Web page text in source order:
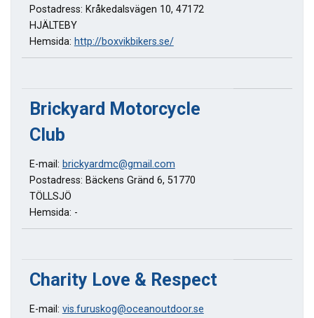
Postadress: Kråkedalsvägen 10, 47172
HJÄLTEBY
Hemsida: http://boxvikbikers.se/
Brickyard Motorcycle
Club
E-mail: brickyardmc@gmail.com
Postadress: Bäckens Gränd 6, 51770
TÖLLSJÖ
Hemsida: -
Charity Love & Respect
E-mail: vis.furuskog@oceanoutdoor.se